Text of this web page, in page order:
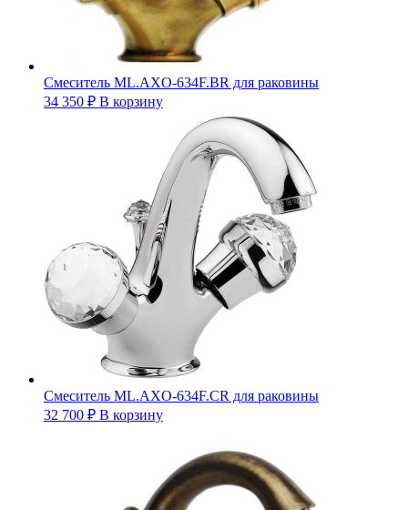
Смеситель ML.AXO-634F.BR для раковины
34 350 ₽ В корзину
Смеситель ML.AXO-634F.CR для раковины
32 700 ₽ В корзину